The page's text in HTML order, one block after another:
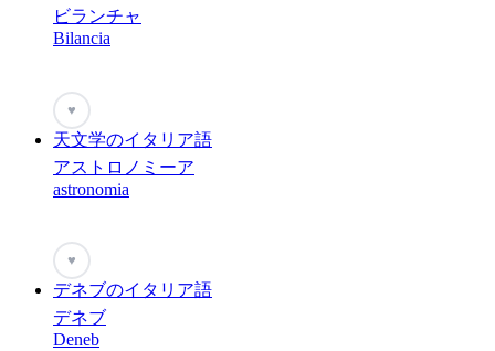
ビランチャ
Bilancia
♥
天文学のイタリア語
アストロノミーア
astronomia
♥
デネブのイタリア語
デネブ
Deneb